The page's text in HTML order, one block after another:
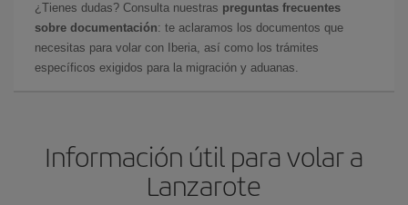
¿Tienes dudas? Consulta nuestras preguntas frecuentes
sobre documentación: te aclaramos los documentos que
necesitas para volar con Iberia, así como los trámites
específicos exigidos para la migración y aduanas.
Información útil para volar a
Lanzarote